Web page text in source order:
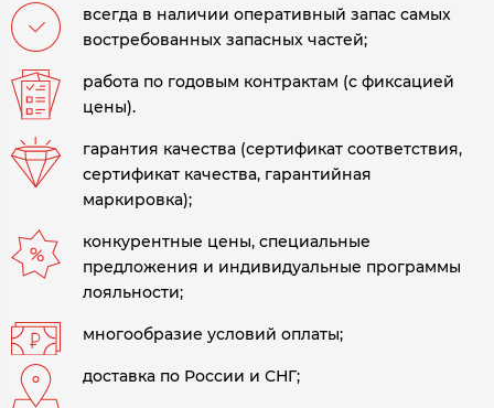
всегда в наличии оперативный запас самых
востребованных запасных частей;
работа по годовым контрактам (с фиксацией
цены).
гарантия качества (сертификат соответствия,
сертификат качества, гарантийная
маркировка);
конкурентные цены, специальные
предложения и индивидуальные программы
лояльности;
многообразие условий оплаты;
доставка по России и СНГ;